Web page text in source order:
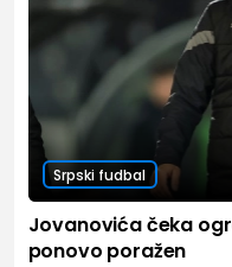
Srpski fudbal
Jovanovića čeka
ponovo poražen